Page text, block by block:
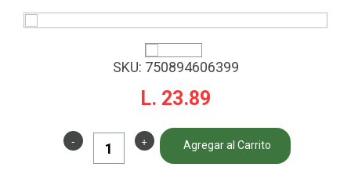
SKU: 750894606399
L. 23.89
- + Agregar al Carrito